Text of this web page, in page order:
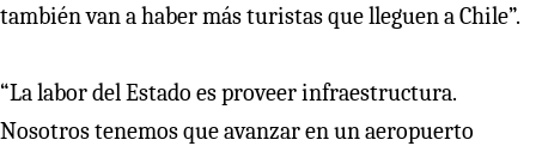
también van a haber más turistas que lleguen a Chile”.
“La labor del Estado es proveer infraestructura.
Nosotros tenemos que avanzar en un aeropuerto